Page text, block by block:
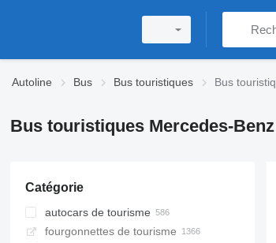
Autoline Bus Bus touristiques Bus
Bus touristiques Mercedes-Benz
Catégorie
autocars de tourisme
fourgonnettes de tourisme